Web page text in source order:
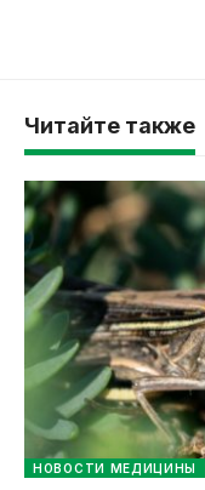
Читайте также
НОВОСТИ МЕДИЦИНЫ